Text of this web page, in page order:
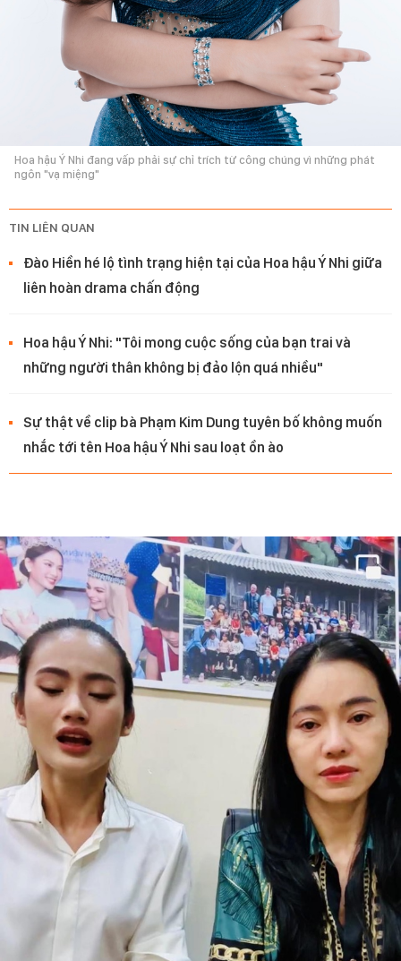
Hoa hậu Ý Nhi đang vấp phải sự chỉ trích từ công chúng vì những phát
ngôn "vạ miệng"
TIN LIÊN QUAN
Đào Hiền hé lộ tình trạng hiện tại của Hoa hậu Ý Nhi giữa
liên hoàn drama chấn động
Hoa hậu Ý Nhi: "Tôi mong cuộc sống của bạn trai và
những người thân không bị đảo lộn quá nhiều"
Sự thật về clip bà Phạm Kim Dung tuyên bố không muốn
nhắc tới tên Hoa hậu Ý Nhi sau loạt ồn ào